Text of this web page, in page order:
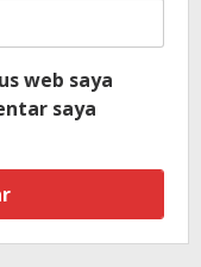
web saya
saya